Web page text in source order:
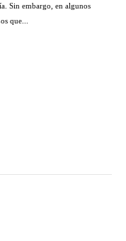
Sin embargo, en algunos
que...